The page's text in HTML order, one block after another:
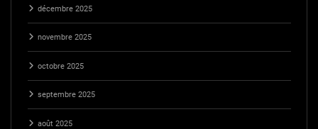
décembre 2025
novembre 2025
octobre 2025
septembre 2025
août 2025